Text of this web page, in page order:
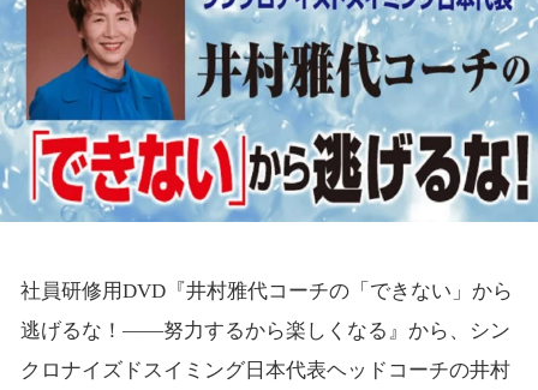
社員研修用DVD『井村雅代コーチの「できない」から
逃げるな！――努力するから楽しくなる』から、シン
クロナイズドスイミング日本代表ヘッドコーチの井村